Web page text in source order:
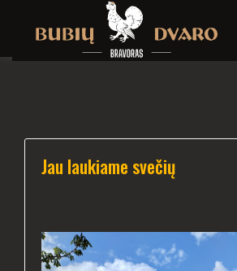
Jau laukiame svečių